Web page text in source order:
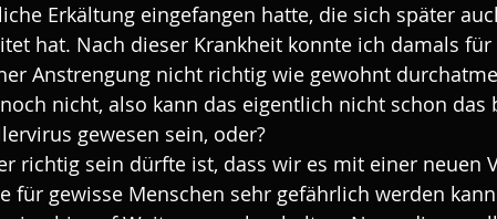
Erkältung eingefangen hatte, die sich später
hat. Nach dieser Krankheit konnte ich damals
Anstrengung nicht richtig wie gewohnt
nicht, also kann das eigentlich nicht schon das
gewesen sein, oder?
richtig sein dürfte ist, dass wir es mit einer neuen
für gewisse Menschen sehr gefährlich werden